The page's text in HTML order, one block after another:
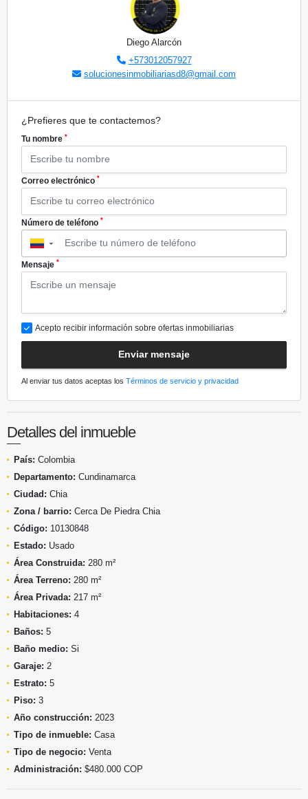
Diego Alarcón
+573012057927
solucionesinmobiliariasd8@gmail.com
¿Prefieres que te contactemos?
Tu nombre *
Correo electrónico *
Número de teléfono *
▼
Mensaje *
Acepto recibir información sobre ofertas inmobiliarias
Enviar mensaje
Al enviar tus datos aceptas los Términos de servicio y privacidad
Detalles del inmueble
País: Colombia
Departamento: Cundinamarca
Ciudad: Chia
Zona / barrio: Cerca De Piedra Chia
Código: 10130848
Estado: Usado
Área Construida: 280 m²
Área Terreno: 280 m²
Área Privada: 217 m²
Habitaciones: 4
Baños: 5
Baño medio: Si
Garaje: 2
Estrato: 5
Piso: 3
Año construcción: 2023
Tipo de inmueble: Casa
Tipo de negocio: Venta
Administración: $480.000 COP